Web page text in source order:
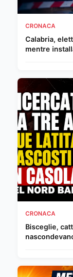
CRONACA
Calabria,
mentre
CRONACA
Bisceglie,